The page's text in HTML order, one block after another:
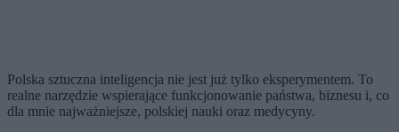
Polska sztuczna inteligencja nie jest już tylko eksperymentem. To
realne narzędzie wspierające funkcjonowanie państwa, biznesu i, co
dla mnie najważniejsze, polskiej nauki oraz medycyny.